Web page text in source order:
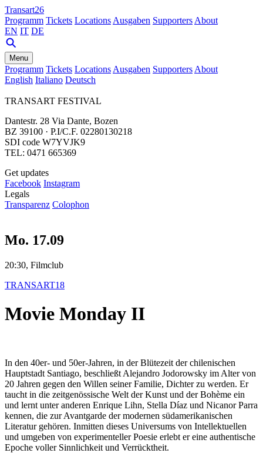
Transart26
Programm Tickets Locations Ausgaben Supporters About
EN IT DE
Menu
Programm Tickets Locations Ausgaben Supporters About
English Italiano Deutsch
TRANSART FESTIVAL
Dantestr. 28 Via Dante, Bozen
BZ 39100 · P.I/C.F. 02280130218
SDI code W7YVJK9
TEL: 0471 665369
Get updates
Facebook Instagram
Legals
Transparenz Colophon
Mo. 17.09
20:30, Filmclub
TRANSART18
Movie Monday II
In den 40er- und 50er-Jahren, in der Blütezeit der chilenischen
Hauptstadt Santiago, beschließt Alejandro Jodorowsky im Alter von
20 Jahren gegen den Willen seiner Familie, Dichter zu werden. Er
taucht in die zeitgenössische Welt der Kunst und der Bohème ein
und lernt unter anderen Enrique Lihn, Stella Díaz und Nicanor Parra
kennen, die zur Avantgarde der modernen südamerikanischen
Literatur gehören. Inmitten dieses Universums von Intellektuellen
und umgeben von experimenteller Poesie erlebt er eine authentische
Epoche voller Sinnlichkeit und Verrücktheit.